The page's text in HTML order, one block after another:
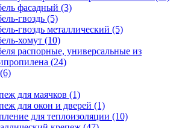
фасадный (3)
гвоздь (5)
гвоздь металлический (5)
хомут (10)
распорные, универсальные из
(24)
(6)
для маячков (1)
для окон и дверей (1)
для теплоизоляции (10)